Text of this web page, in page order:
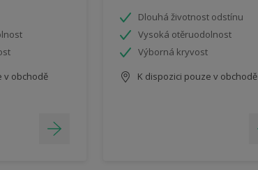
v obchodě
Dlouhá životnost odstínu
Vysoká otěruodolnost
Výborná kryvost
K dispozici pouze v obchodě